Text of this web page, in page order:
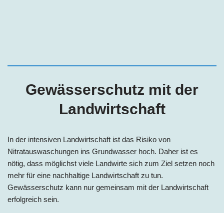
Gewässerschutz mit der
Landwirtschaft
In der intensiven Landwirtschaft ist das Risiko von
Nitratauswaschungen ins Grundwasser hoch. Daher ist es
nötig, dass möglichst viele Landwirte sich zum Ziel setzen noch
mehr für eine nachhaltige Landwirtschaft zu tun.
Gewässerschutz kann nur gemeinsam mit der Landwirtschaft
erfolgreich sein.